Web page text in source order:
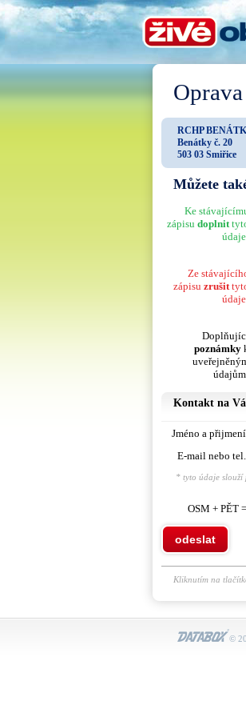
RCHP
Benátky č. 20
503 03 Smiřice
Můžete
Ke
zápisu doplnit
Ze
zápisu zrušit
poznámky
Kontakt na
Jméno a
E-mail nebo
* tyto údaje slouží
OSM + PĚT =
odeslat
Kliknutím na
©